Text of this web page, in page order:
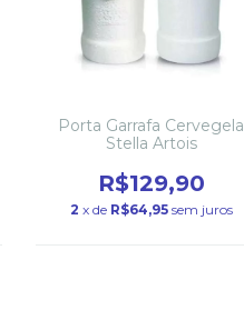
Porta Garrafa Cervegela
Stella Artois
R$129,90
2 x de R$64,95 sem juros